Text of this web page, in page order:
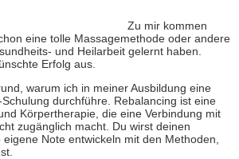
Zu mir kommen
eine tolle Massagemethode oder andere
und Heilarbeit gelernt haben.
Erfolg aus.
warum ich in meiner Ausbildung eine
durchführe. Rebalancing ist eine
Körpertherapie, die eine Verbindung mit
zugänglich macht. Du wirst deinen
Note entwickeln mit den Methoden,